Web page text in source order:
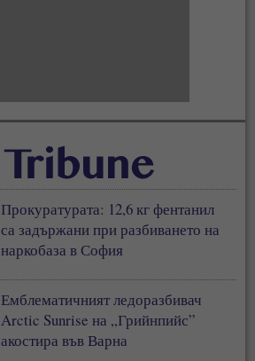
Прокуратурата: 12,6 кг фентанил
са задържани при разбиването на
наркобаза в София
Емблематичният ледоразбивач
Arctic Sunrise на „Грийнпийс”
акостира във Варна